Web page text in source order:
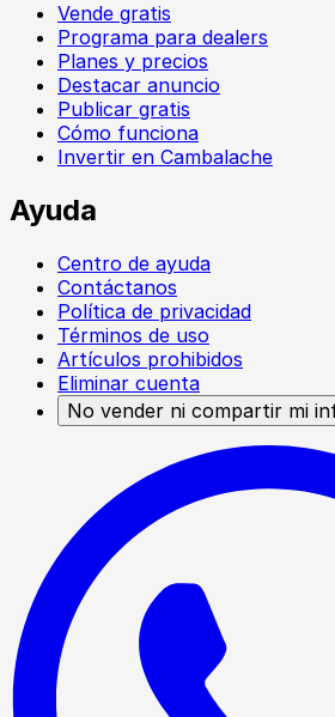
Vende gratis
Programa para dealers
Planes y precios
Destacar anuncio
Publicar gratis
Cómo funciona
Invertir en Cambalache
Ayuda
Centro de ayuda
Contáctanos
Política de privacidad
Términos de uso
Artículos prohibidos
Eliminar cuenta
No vender ni compartir mi